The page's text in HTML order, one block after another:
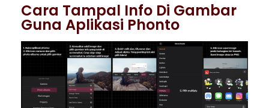
Cara Tampal Info Di Gambar
Guna Aplikasi Phonto